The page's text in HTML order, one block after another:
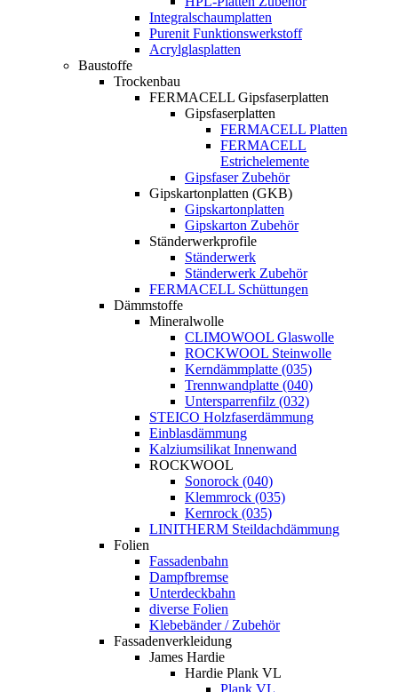
Integralschaumplatten
Purenit Funktionswerkstoff
Acrylglasplatten
Baustoffe
Trockenbau
FERMACELL Gipsfaserplatten
Gipsfaserplatten
FERMACELL Platten
FERMACELL
Estrichelemente
Gipsfaser Zubehör
Gipskartonplatten (GKB)
Gipskartonplatten
Gipskarton Zubehör
Ständerwerkprofile
Ständerwerk
Ständerwerk Zubehör
FERMACELL Schüttungen
Dämmstoffe
Mineralwolle
CLIMOWOOL Glaswolle
ROCKWOOL Steinwolle
Kerndämmplatte (035)
Trennwandplatte (040)
Untersparrenfilz (032)
STEICO Holzfaserdämmung
Einblasdämmung
Kalziumsilikat Innenwand
ROCKWOOL
Sonorock (040)
Klemmrock (035)
Kernrock (035)
LINITHERM Steildachdämmung
Folien
Fassadenbahn
Dampfbremse
Unterdeckbahn
diverse Folien
Klebebänder / Zubehör
Fassadenverkleidung
James Hardie
Hardie Plank VL
Plank VL